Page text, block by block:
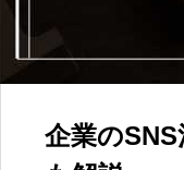
企業の